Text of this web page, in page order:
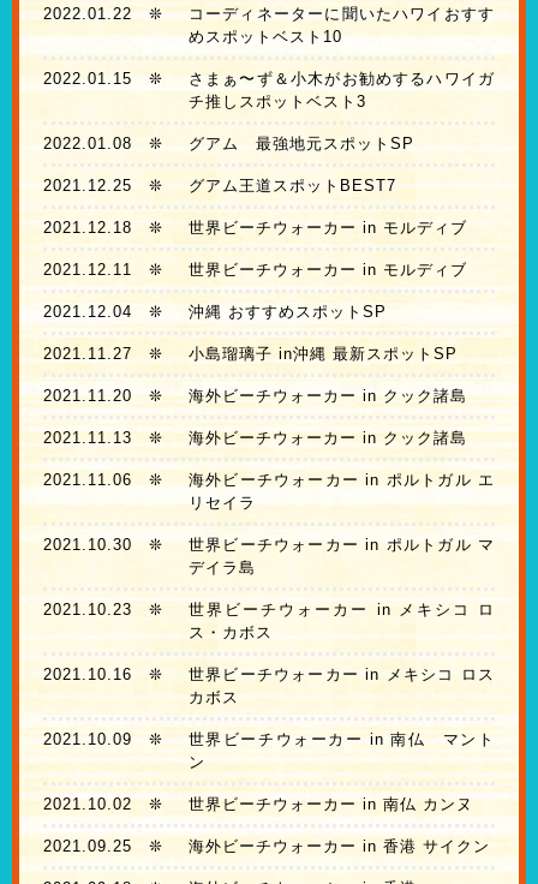
2022.01.22❊
コーディネーターに聞いたハワイおすす
めスポットベスト10
2022.01.15 ❊
さまぁ〜ず＆小木がお勧めするハワイガ
チ推しスポットベスト3
2022.01.08❊ グアム 最強地元スポットSP
2021.12.25 ❊ グアム王道スポットBEST7
2021.12.18 ❊ 世界ビーチウォーカー in モルディブ
2021.12.11 ❊ 世界ビーチウォーカー in モルディブ
2021.12.04 ❊ 沖縄 おすすめスポットSP
2021.11.27 ❊ 小島瑠璃子 in沖縄 最新スポットSP
2021.11.20❊ 海外ビーチウォーカー in クック諸島
2021.11.13 ❊ 海外ビーチウォーカー in クック諸島
2021.11.06 ❊
海外ビーチウォーカー in ポルトガル エ
リセイラ
2021.10.30 ❊
世界ビーチウォーカー in ポルトガル マ
デイラ島
2021.10.23 ❊
世界ビーチウォーカー in メキシコ ロ
ス・カボス
2021.10.16 ❊
世界ビーチウォーカー in メキシコ ロス
カボス
2021.10.09❊
世界ビーチウォーカー in 南仏 マント
ン
2021.10.02 ❊ 世界ビーチウォーカー in 南仏 カンヌ
2021.09.25 ❊ 海外ビーチウォーカー in 香港 サイクン